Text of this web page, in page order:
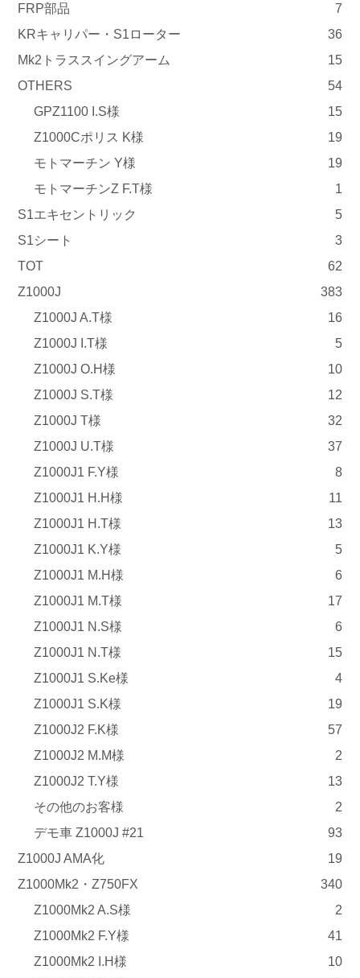
FRP部品
7
KRキャリパー・S1ローター
36
Mk2トラススイングアーム
15
OTHERS
54
GPZ1100 I.S様
15
Z1000Cポリス K様
19
モトマーチン Y様
19
モトマーチンZ F.T様
1
S1エキセントリック
5
S1シート
3
TOT
62
Z1000J
383
Z1000J A.T様
16
Z1000J I.T様
5
Z1000J O.H様
10
Z1000J S.T様
12
Z1000J T様
32
Z1000J U.T様
37
Z1000J1 F.Y様
8
Z1000J1 H.H様
11
Z1000J1 H.T様
13
Z1000J1 K.Y様
5
Z1000J1 M.H様
6
Z1000J1 M.T様
17
Z1000J1 N.S様
6
Z1000J1 N.T様
15
Z1000J1 S.Ke様
4
Z1000J1 S.K様
19
Z1000J2 F.K様
57
Z1000J2 M.M様
2
Z1000J2 T.Y様
13
その他のお客様
2
デモ車 Z1000J #21
93
Z1000J AMA化
19
Z1000Mk2・Z750FX
340
Z1000Mk2 A.S様
2
Z1000Mk2 F.Y様
41
Z1000Mk2 I.H様
10